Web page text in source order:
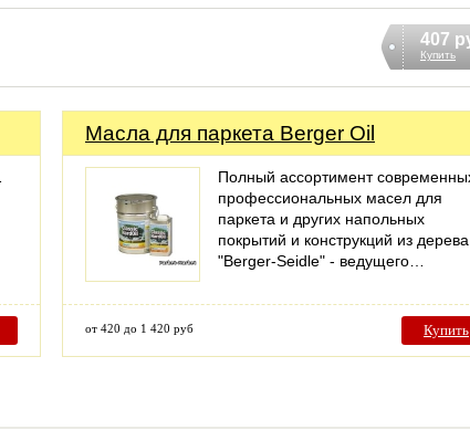
407
Купить
Масла для паркета Berger Oil
Полный ассортимент
профессиональных масел для
паркета и других напольных
покрытий и конструкций из
"Berger-Seidle" - ведущего…
от 420 до 1 420 руб Купить